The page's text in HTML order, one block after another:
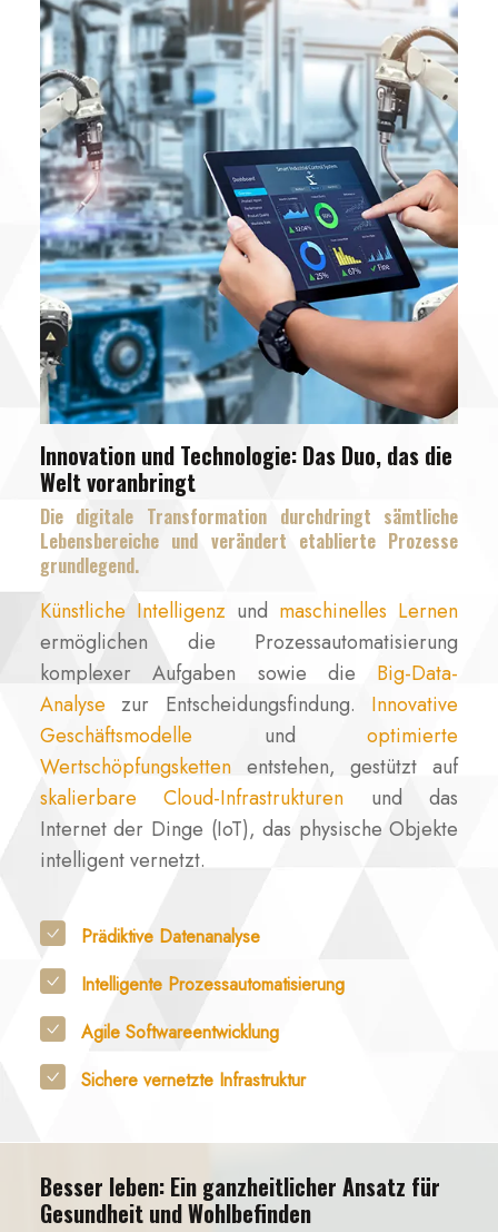
Innovation und Technologie: Das Duo, das die
Welt voranbringt
Die digitale Transformation durchdringt sämtliche
Lebensbereiche und verändert etablierte Prozesse
grundlegend.
Künstliche Intelligenz und maschinelles Lernen
ermöglichen die Prozessautomatisierung
komplexer Aufgaben sowie die Big-Data-
Analyse zur Entscheidungsfindung. Innovative
Geschäftsmodelle undoptimierte
Wertschöpfungskettenentstehen, gestützt auf
skalierbare Cloud-Infrastrukturen und das
Internet der Dinge (IoT), das physische Objekte
intelligent vernetzt.
Prädiktive Datenanalyse
Intelligente Prozessautomatisierung
Agile Softwareentwicklung
Sichere vernetzte Infrastruktur
Besser leben: Ein ganzheitlicher Ansatz für
Gesundheit und Wohlbefinden